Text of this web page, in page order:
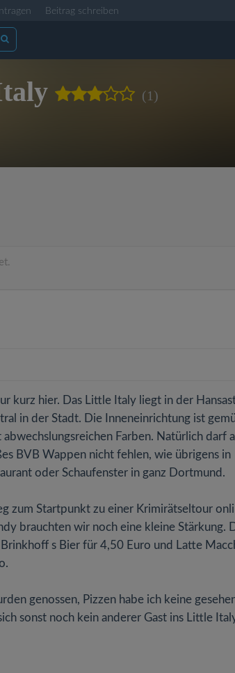
Beitrag schreiben
(1)
kurz hier. Das Little Italy liegt in der
in der Stadt. Die Inneneinrichtung ist
Farben. Natürlich darf
BVB Wappen nicht fehlen, wie übrigens in
oder Schaufenster in ganz Dortmund.
zum Startpunkt zu einer Krimirätseltour
brauchten wir noch eine kleine Stärkung.
Brinkhoff s Bier für 4,50 Euro und Latte
genossen, Pizzen habe ich keine
sonst noch kein anderer Gast ins Little